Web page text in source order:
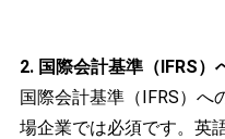
2. 国際会計基準（IFRS）
国際会計基準（IFRS）へ
場企業では必須です。英